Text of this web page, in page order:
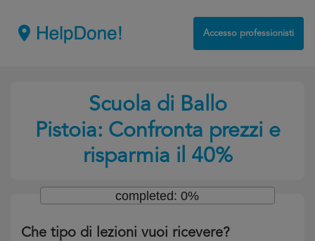
Accesso professionisti
Scuola di Ballo
Pistoia: Confronta prezzi e
risparmia il 40%
Che tipo di lezioni vuoi ricevere?
completed: 0%